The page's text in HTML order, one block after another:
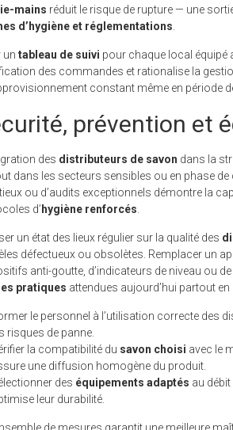
mains réduit le risque de rupture — une
d’hygiène et réglementations
un tableau de suivi pour chaque local équipé
des commandes et rationalise la
constant même en période
prévention et
des distributeurs de savon dans la
dans les secteurs sensibles ou en phase
ou d’audits exceptionnels démontre la
d’ hygiène renforcés
un état des lieux régulier sur la qualité des
défectueux ou obsolètes. Remplacer un
anti-goutte, d’indicateurs de niveau ou
pratiques attendues aujourd’hui partout en
le personnel à l’utilisation correcte des
risques de panne.
la compatibilité du savon choisi avec le
une diffusion homogène du produit.
des équipements adaptés au
leur durabilité.